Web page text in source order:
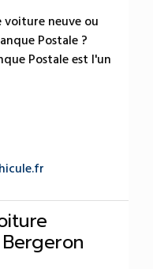
voiture neuve ou
Postale ?
Postale est l'un